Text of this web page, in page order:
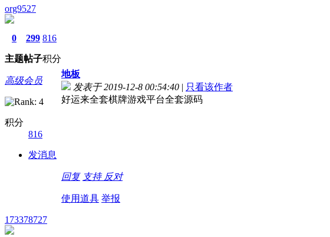
org9527
0
主题
299
帖子
816
积分
高级会员
积分
816
发消息
地板
发表于 2019-12-8 00:54:40 | 只看该作者
好运来全套棋牌游戏平台全套源码
回复 支持 反对
使用道具 举报
173378727